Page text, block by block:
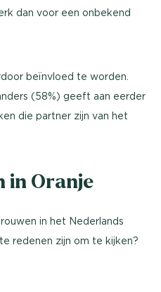
dan voor een onbekend
beïnvloed te worden.
(58%) geeft aan eerder
die partner zijn van het
in Oranje
in het Nederlands
redenen zijn om te kijken?